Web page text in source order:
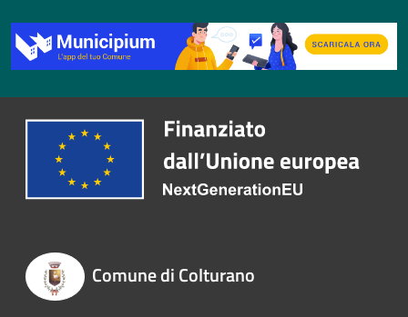
Comune di Colturano